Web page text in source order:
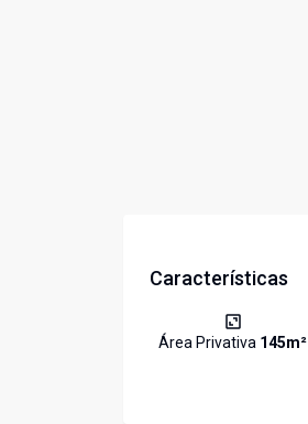
Características
Área Privativa 145m²